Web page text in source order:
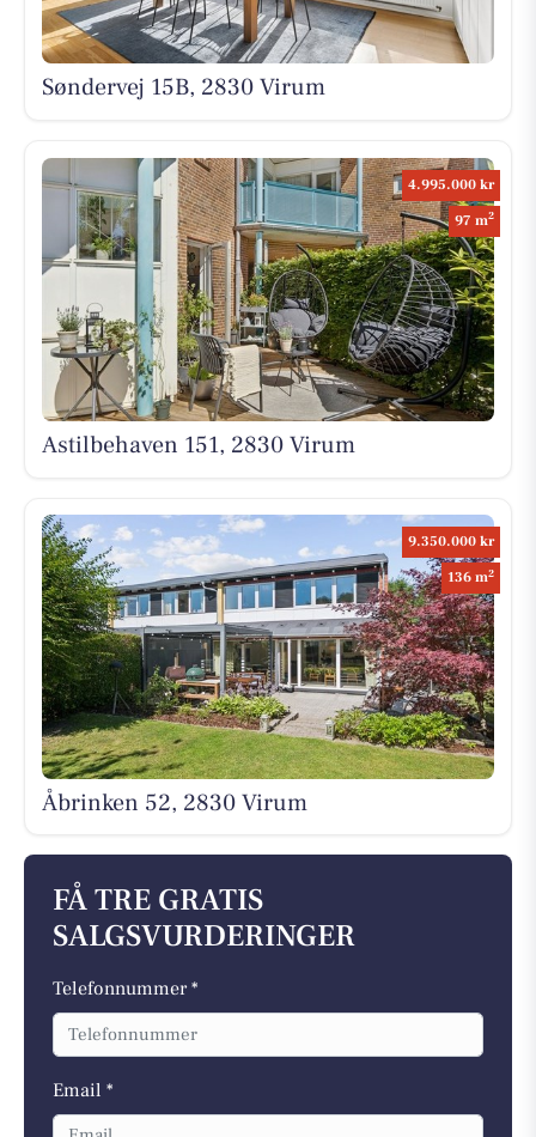
Søndervej 15B, 2830 Virum
4.995.000 kr
97 m2
Astilbehaven 151, 2830 Virum
9.350.000 kr
136 m2
Åbrinken 52, 2830 Virum
FÅ TRE GRATIS
SALGSVURDERINGER
Telefonnummer *
Email *